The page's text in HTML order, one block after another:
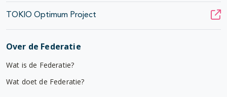
TOKIO Optimum Project
Over de Federatie
Wat is de Federatie?
Wat doet de Federatie?